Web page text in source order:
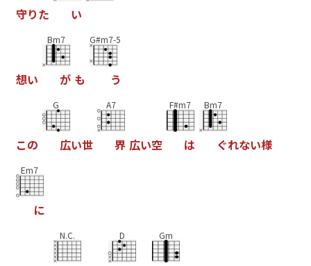
守りた い
想い
Bm7
が も
G#m7-5
う
この
G
広い世
A7
界 広い空
F#m7
は
Bm7
ぐれない様
Em7
に
N.C. D Gm